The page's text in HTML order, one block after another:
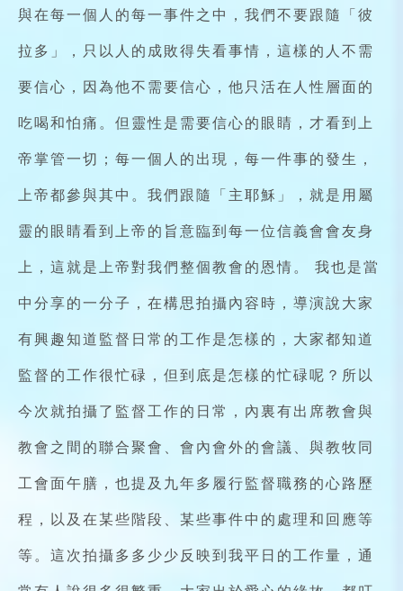
與在每一個人的每一事件之中，我們不要跟隨「彼
拉多」，只以人的成敗得失看事情，這樣的人不需
要信心，因為他不需要信心，他只活在人性層面的
吃喝和怕痛。但靈性是需要信心的眼睛，才看到上
帝掌管一切；每一個人的出現，每一件事的發生，
上帝都參與其中。我們跟隨「主耶穌」，就是用屬
靈的眼睛看到上帝的旨意臨到每一位信義會會友身
上，這就是上帝對我們整個教會的恩情。 我也是當
中分享的一分子，在構思拍攝內容時，導演說大家
有興趣知道監督日常的工作是怎樣的，大家都知道
監督的工作很忙碌，但到底是怎樣的忙碌呢？所以
今次就拍攝了監督工作的日常，內裏有出席教會與
教會之間的聯合聚會、會內會外的會議、與教牧同
工會面午膳，也提及九年多履行監督職務的心路歷
程，以及在某些階段、某些事件中的處理和回應等
等。這次拍攝多多少少反映到我平日的工作量，通